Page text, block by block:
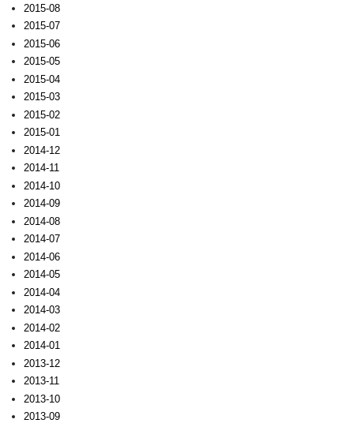
2015-08
2015-07
2015-06
2015-05
2015-04
2015-03
2015-02
2015-01
2014-12
2014-11
2014-10
2014-09
2014-08
2014-07
2014-06
2014-05
2014-04
2014-03
2014-02
2014-01
2013-12
2013-11
2013-10
2013-09